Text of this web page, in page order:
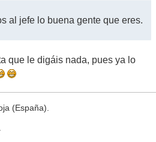
al jefe lo buena gente que eres.
que le digáis nada, pues ya lo
(España).